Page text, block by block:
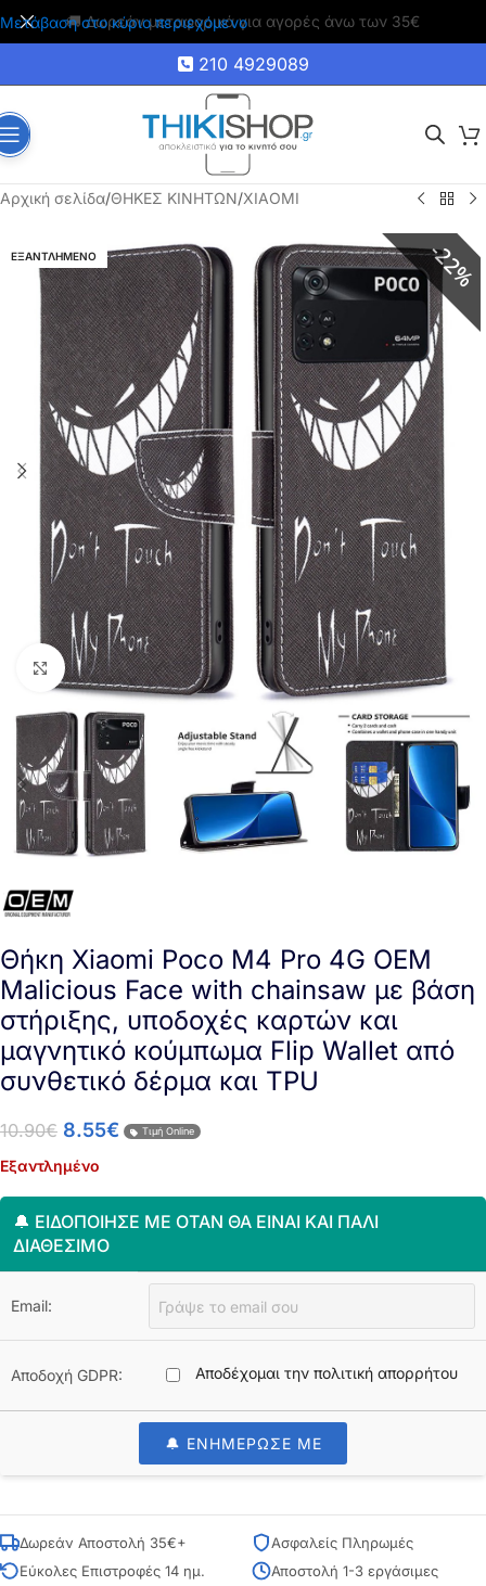
Μετάβαση στο κύριο περιεχόμενο
🚚 Δωρεάν μεταφορικά για αγορές άνω των 35€
210 4929089
Αρχική σελίδα/ΘΗΚΕΣ ΚΙΝΗΤΩΝ/XIAOMI
ΕΞΑΝΤΛΗΜΕΝΟ 22%
Click to enlarge
Θήκη Xiaomi Poco M4 Pro 4G OEM
Μalicious Face with chainsaw με βάση
στήριξης, υποδοχές καρτών και
μαγνητικό κούμπωμα Flip Wallet από
συνθετικό δέρμα και TPU
10.90€ 8.55€ Τιμή Online
Εξαντλημένο
🔔 ΕΙΔΟΠΟΊΗΣΈ ΜΕ ΌΤΑΝ ΘΑ ΕΊΝΑΙ ΚΑΙ ΠΆΛΙ
ΔΙΑΘΈΣΙΜΟ
Email:
Αποδοχή GDPR: Αποδέχομαι την πολιτική απορρήτου
🔔 ΕΝΗΜΕΡΩΣΕ ΜΕ
Δωρεάν Αποστολή 35€+
Ασφαλείς Πληρωμές
Εύκολες Επιστροφές 14 ημ.
Αποστολή 1-3 εργάσιμες